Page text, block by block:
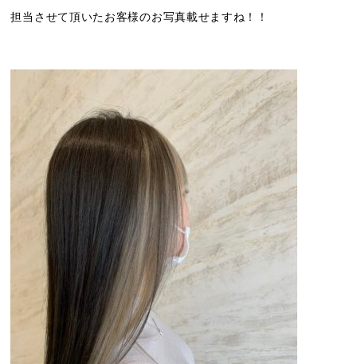
担当させて頂いたお客様のお写真載せますね！！